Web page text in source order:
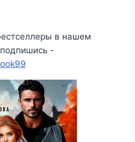
в нашем
-